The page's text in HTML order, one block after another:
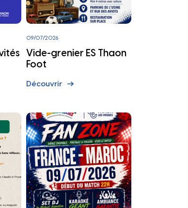
09/07/2026
Vide-grenier ES Thaon
Foot
Découvrir